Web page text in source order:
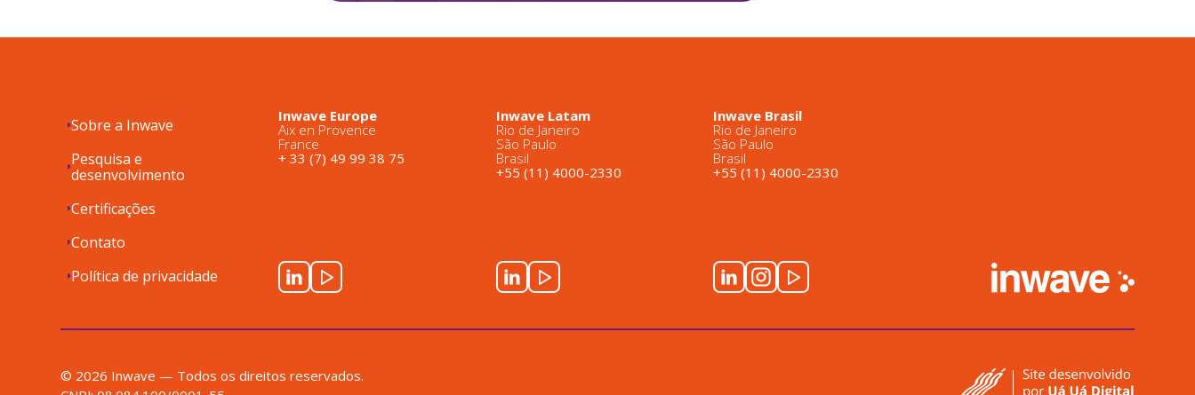
Sobre a Inwave
Pesquisa e
desenvolvimento
Certificações
Contato
Política de privacidade
Inwave Europe
Aix en Provence
France
+ 33 (7) 49 99 38 75
Inwave Latam
Rio de Janeiro
São Paulo
Brasil
+55 (11) 4000-2330
Inwave Brasil
Rio de Janeiro
São Paulo
Brasil
+55 (11) 4000-2330
© 2026 Inwave — Todos os direitos reservados.